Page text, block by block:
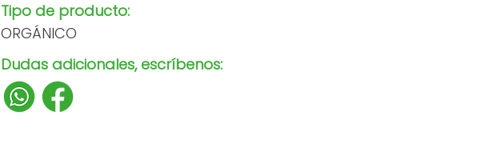
Tipo de producto:
ORGÁNICO
Dudas adicionales, escríbenos: